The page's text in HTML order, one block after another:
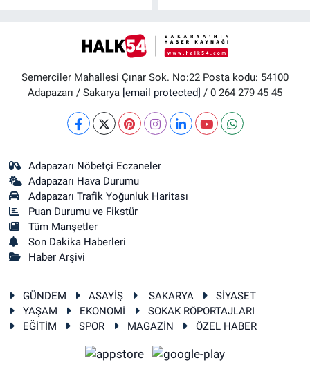
Semerciler Mahallesi Çınar Sok. No:22 Posta kodu: 54100
Adapazarı / Sakarya [email protected] / 0 264 279 45 45
Adapazarı Nöbetçi Eczaneler
Adapazarı Hava Durumu
Adapazarı Trafik Yoğunluk Haritası
Puan Durumu ve Fikstür
Tüm Manşetler
Son Dakika Haberleri
Haber Arşivi
GÜNDEM ASAYİŞ SAKARYA
SİYASET
YAŞAM
EKONOMİ
SOKAK RÖPORTAJLARI
EĞİTİM
SPOR MAGAZİN ÖZEL HABER